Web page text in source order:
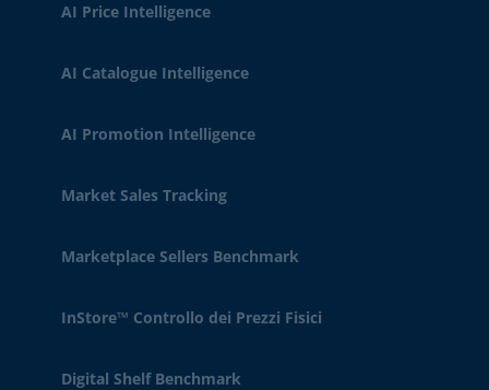
AI Price Intelligence
AI Catalogue Intelligence
AI Promotion Intelligence
Market Sales Tracking
Marketplace Sellers Benchmark
InStore™ Controllo dei Prezzi Fisici
Digital Shelf Benchmark